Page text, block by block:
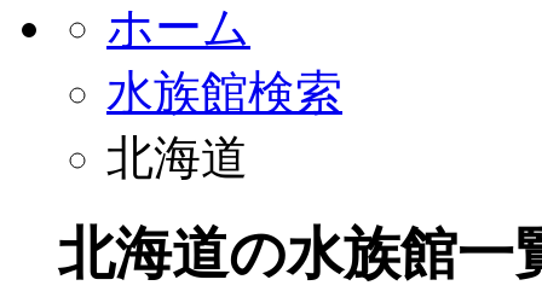
ホーム
水族館検索
北海道
北海道の水族館一